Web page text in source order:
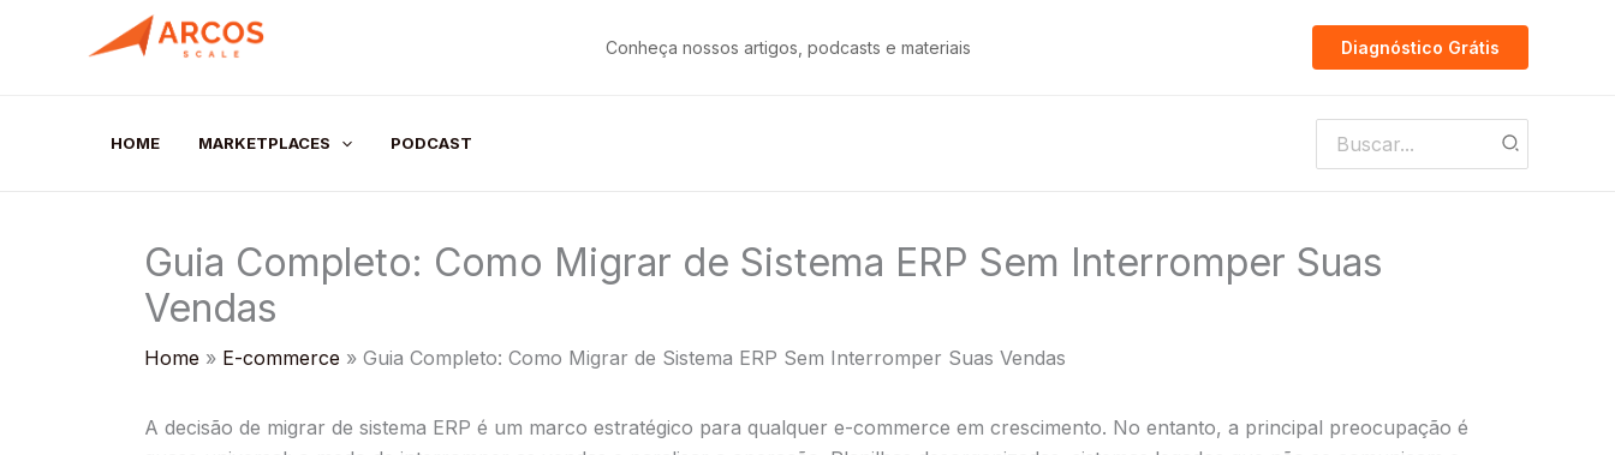
Conheça nossos artigos, podcasts e materiais Diagnóstico Grátis
HOME MARKETPLACES PODCAST
for:
Guia Completo: Como Migrar de Sistema ERP Sem Interromper Suas
Vendas
Home E-commerce Guia Completo: Como Migrar de Sistema ERP Sem Interromper Suas Vendas
A decisão de migrar de sistema ERP é um marco estratégico para qualquer e-commerce em crescimento. No entanto, a principal preocupação é